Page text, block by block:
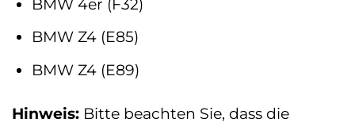
BMW 4er (F32)
BMW Z4 (E85)
BMW Z4 (E89)
Hinweis: Bitte beachten Sie, dass die